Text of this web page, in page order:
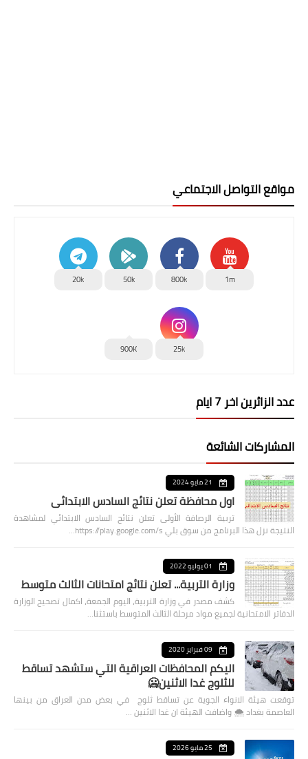
مواقع التواصل الاجتماعي
1m
800k
50k
20k
25k
900K
عدد الزائرين اخر 7 ايام
المشاركات الشائعة
21 مايو 2024
اول محافظة تعلن نتائج السادس الابتدائي
تربية الرصافة الأولى تعلن نتائج السادس الابتدائي لمشاهدة
النتيجة نزل هذا البرنامج من سوق بلي https://play.google.com/s…
01 يوليو 2022
وزارة التربية... تعلن نتائج امتحانات الثالث متوسط
كشف مصدر في وزارة التربية، اليوم الجمعة، اكمال تصحيح الوزارة
الدفاتر الامتحانية لجميع مواد مرحلة الثالث المتوسط باستثنا…
09 فبراير 2020
اليكم المحافظات العراقية التي ستشهد تساقط
للثلوج غدا الاثنين🥶
توقعت هيئة الانواء الجوية عن تساقط ثلوج في بعض مدن العراق من بينها
العاصمة بغداد ⁦🌨️⁩ واضافت الهيئة ان غدا الاثنين …
25 مايو 2026